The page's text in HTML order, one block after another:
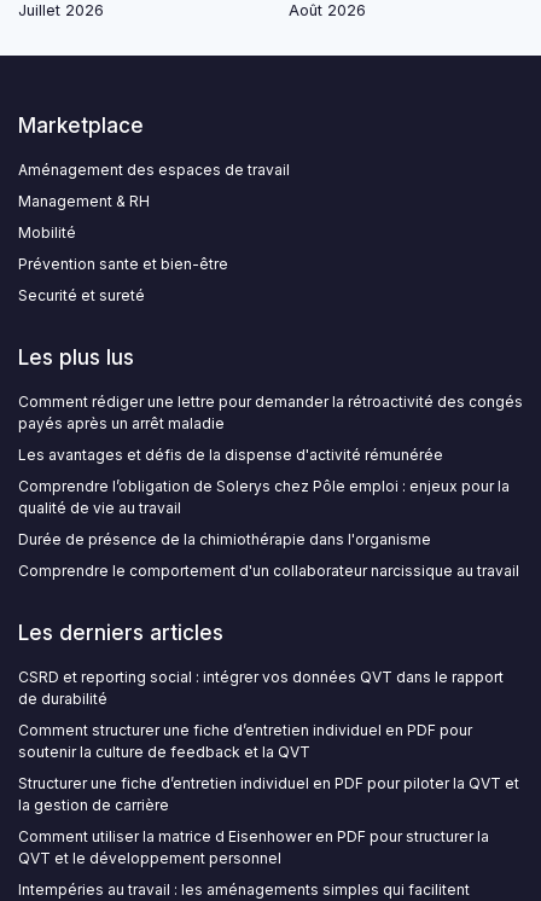
Juillet 2026
Août 2026
Marketplace
Aménagement des espaces de travail
Management & RH
Mobilité
Prévention sante et bien-être
Securité et sureté
Les plus lus
Comment rédiger une lettre pour demander la rétroactivité des congés
payés après un arrêt maladie
Les avantages et défis de la dispense d'activité rémunérée
Comprendre l’obligation de Solerys chez Pôle emploi : enjeux pour la
qualité de vie au travail
Durée de présence de la chimiothérapie dans l'organisme
Comprendre le comportement d'un collaborateur narcissique au travail
Les derniers articles
CSRD et reporting social : intégrer vos données QVT dans le rapport
de durabilité
Comment structurer une fiche d’entretien individuel en PDF pour
soutenir la culture de feedback et la QVT
Structurer une fiche d’entretien individuel en PDF pour piloter la QVT et
la gestion de carrière
Comment utiliser la matrice d Eisenhower en PDF pour structurer la
QVT et le développement personnel
Intempéries au travail : les aménagements simples qui facilitent